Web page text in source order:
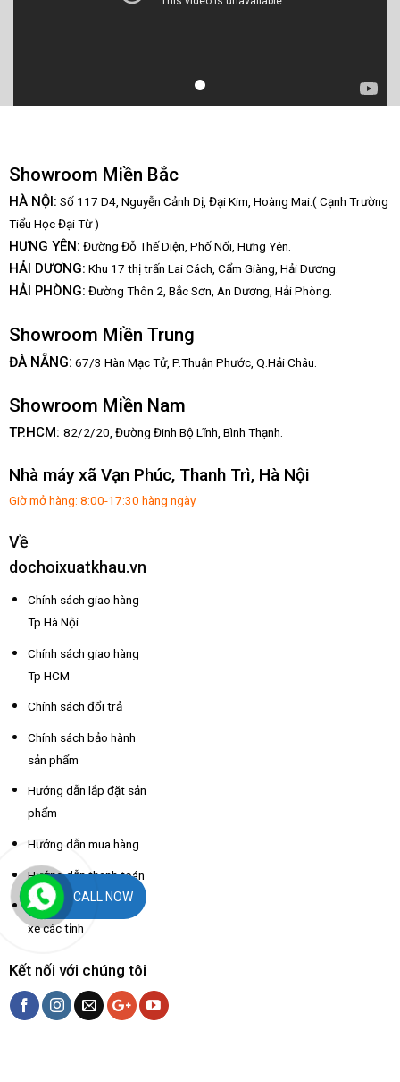
Showroom Miền Bắc
HÀ NỘI: Số 117 D4, Nguyễn Cảnh Dị, Đại Kim, Hoàng Mai.( Cạnh Trường
Tiểu Học Đại Từ )
HƯNG YÊN: Đường Đỗ Thế Diện, Phố Nối, Hưng Yên.
HẢI DƯƠNG: Khu 17 thị trấn Lai Cách, Cẩm Giàng, Hải Dương.
HẢI PHÒNG: Đường Thôn 2, Bắc Sơn, An Dương, Hải Phòng.
Showroom Miền Trung
ĐÀ NẴNG: 67/3 Hàn Mạc Tử, P.Thuận Phước, Q.Hải Châu.
Showroom Miền Nam
TP.HCM: 82/2/20, Đường Đinh Bộ Lĩnh, Bình Thạnh.
Nhà máy xã Vạn Phúc, Thanh Trì, Hà Nội
Giờ mở hàng: 8:00-17:30 hàng ngày
Về
dochoixuatkhau.vn
Chính sách giao hàng
Tp Hà Nội
Chính sách giao hàng
Tp HCM
Chính sách đổi trả
Chính sách bảo hành
sản phẩm
Hướng dẫn lắp đặt sản
phẩm
Hướng dẫn mua hàng
Hướng dẫn thanh toán
Hỗ trợ thông tin nhà
xe các tỉnh
Kết nối với chúng tôi
CALL NOW